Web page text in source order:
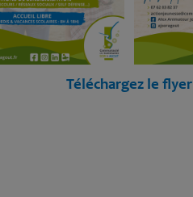
Téléchargez le flyer